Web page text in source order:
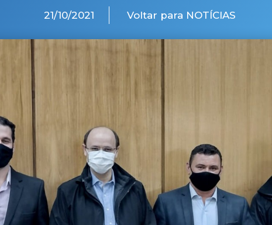
21/10/2021 Voltar para NOTÍCIAS